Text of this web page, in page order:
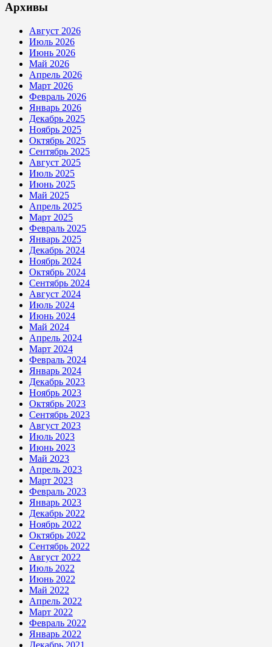
Архивы
Август 2026
Июль 2026
Июнь 2026
Май 2026
Апрель 2026
Март 2026
Февраль 2026
Январь 2026
Декабрь 2025
Ноябрь 2025
Октябрь 2025
Сентябрь 2025
Август 2025
Июль 2025
Июнь 2025
Май 2025
Апрель 2025
Март 2025
Февраль 2025
Январь 2025
Декабрь 2024
Ноябрь 2024
Октябрь 2024
Сентябрь 2024
Август 2024
Июль 2024
Июнь 2024
Май 2024
Апрель 2024
Март 2024
Февраль 2024
Январь 2024
Декабрь 2023
Ноябрь 2023
Октябрь 2023
Сентябрь 2023
Август 2023
Июль 2023
Июнь 2023
Май 2023
Апрель 2023
Март 2023
Февраль 2023
Январь 2023
Декабрь 2022
Ноябрь 2022
Октябрь 2022
Сентябрь 2022
Август 2022
Июль 2022
Июнь 2022
Май 2022
Апрель 2022
Март 2022
Февраль 2022
Январь 2022
Декабрь 2021